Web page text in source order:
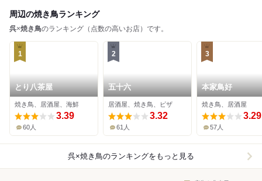
周辺の焼き鳥ランキング
呉×焼き鳥のランキング（点数の高いお店）です。
1
とり八茶屋
焼き鳥、居酒屋、海鮮
3.39
60人
2
五十六
居酒屋、焼き鳥、ピザ
3.32
61人
3
本家鳥好
焼き鳥、居酒屋
3.29
57人
呉×焼き鳥のランキングをもっと見る